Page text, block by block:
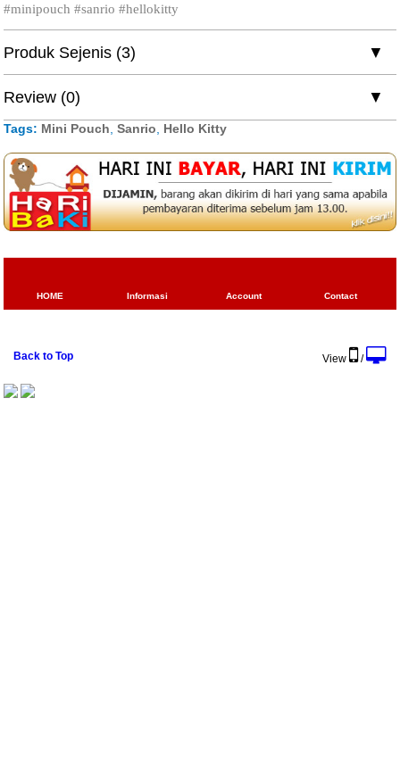
#minipouch #sanrio #hellokitty
Produk Sejenis (3)
Review (0)
Tags: Mini Pouch ,Sanrio Hello Kitty
HOME Informasi Account Contact
Back to Top View /